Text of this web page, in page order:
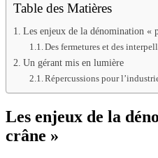
Table des Matières
Les enjeux de la dénomination «
Des fermetures et des
Un gérant mis en lumière
Répercussions pour
Les enjeux de la
crâne »